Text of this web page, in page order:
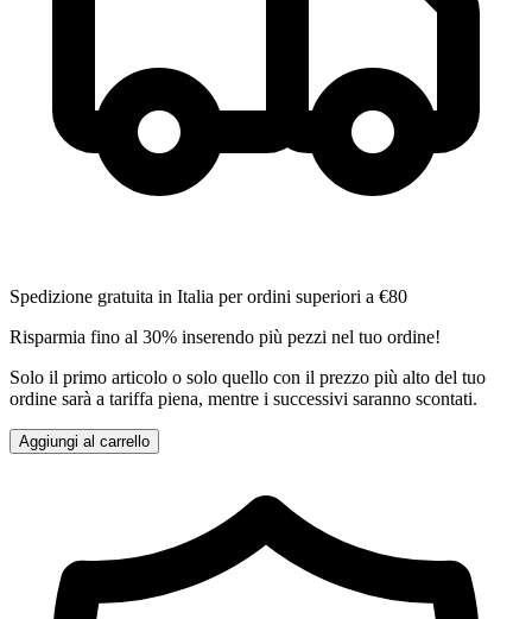
Spedizione gratuita in Italia per ordini superiori a €80
Risparmia fino al 30% inserendo più pezzi nel tuo ordine!
Solo il primo articolo o solo quello con il prezzo più alto del tuo
ordine sarà a tariffa piena, mentre i successivi saranno scontati.
Aggiungi al carrello